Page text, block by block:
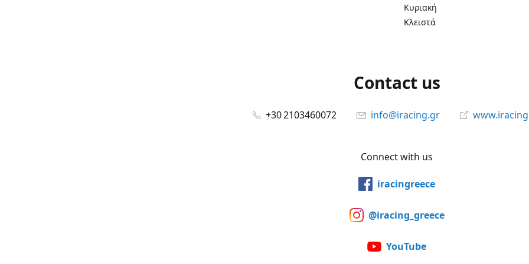
Κυριακή
Κλειστά
Contact us
+30 2103460072 info@iracing.gr
Connect with us
iracingreece
@iracing_greece
YouTube